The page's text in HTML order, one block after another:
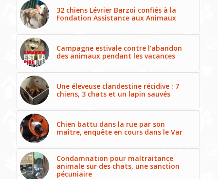
32 chiens Lévrier Barzoi confiés à la
Fondation Assistance aux Animaux
Campagne estivale contre l’abandon
des animaux pendant les vacances
Une éleveuse clandestine récidive : 7
chiens, 3 chats et un lapin sauvés
Chien battu dans la rue par son
maître, enquête en cours dans le Var
Condamnation pour maltraitance
animale sur des chats, une sanction
pécuniaire